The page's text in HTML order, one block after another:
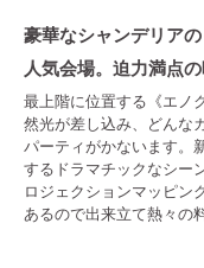
豪華なシャンデリア
人気会場。迫力満点
最上階に位置する《エノ
然光が差し込み、どんな
パーティがかないます。
するドラマチックなシー
ロジェクションマッピン
あるので出来立て熱々の